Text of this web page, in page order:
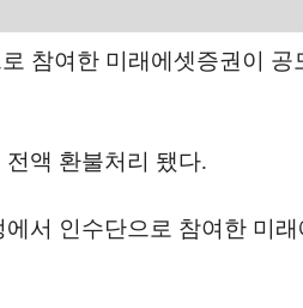
참여한 미래에셋증권이 공
액 환불처리 됐다.
서 인수단으로 참여한 미